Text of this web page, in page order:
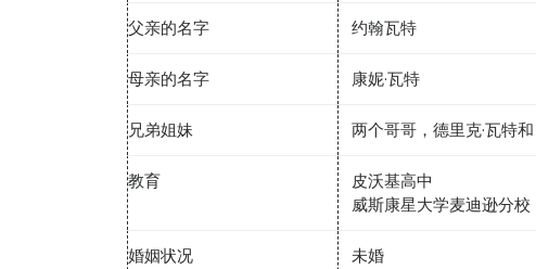
父亲的名字 约翰瓦特
母亲的名字 康妮·瓦特
兄弟姐妹 两个哥哥，德里克·瓦特和
教育
皮沃基高中
威斯康星大学麦迪逊分校
婚姻状况 未婚